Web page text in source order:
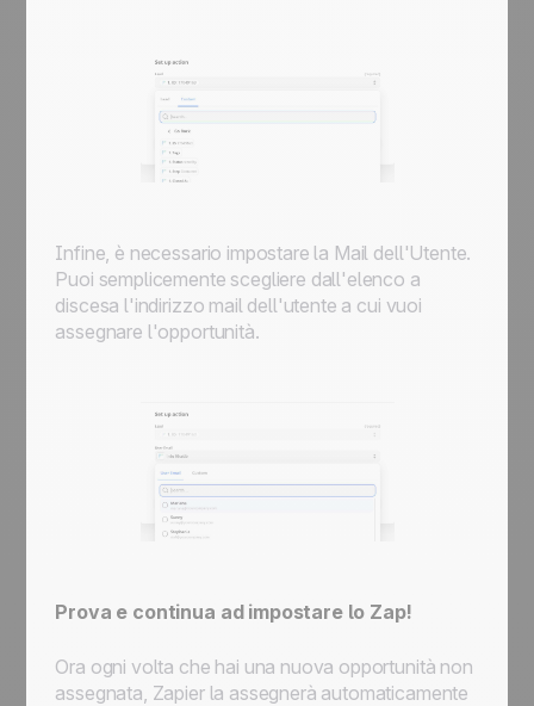
Infine, è necessario impostare la Mail dell'Utente.
Puoi semplicemente scegliere dall'elenco a
discesa l'indirizzo mail dell'utente a cui vuoi
assegnare l'opportunità.
Prova e continua ad impostare lo Zap!
Ora ogni volta che hai una nuova opportunità non
assegnata, Zapier la assegnerà automaticamente